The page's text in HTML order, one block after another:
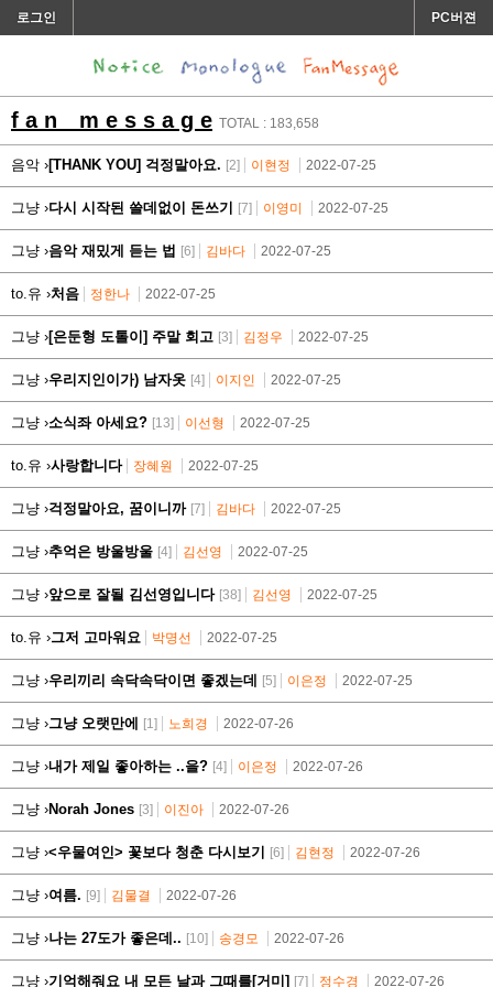
로그인 PC버젼
f a n m e s s a g e TOTAL : 183,658
음악 ›[THANK YOU] 걱정말아요. [2] 이현정 2022-07-25
그냥 ›다시 시작된 쓸데없이 돈쓰기 [7] 이영미 2022-07-25
그냥 ›음악 재밌게 듣는 법 [6] 김바다 2022-07-25
to.유 ›처음 정한나 2022-07-25
그냥 ›[은둔형 도톨이] 주말 회고 [3] 김정우 2022-07-25
그냥 ›우리지인이가) 남자옷 [4] 이지인 2022-07-25
그냥 ›소식좌 아세요? [13] 이선형 2022-07-25
to.유 ›사랑합니다 장혜원 2022-07-25
그냥 ›걱정말아요, 꿈이니까 [7] 김바다 2022-07-25
그냥 ›추억은 방울방울 [4] 김선영 2022-07-25
그냥 ›앞으로 잘될 김선영입니다 [38] 김선영 2022-07-25
to.유 ›그저 고마워요 박명선 2022-07-25
그냥 ›우리끼리 속닥속닥이면 좋겠는데 [5] 이은정 2022-07-25
그냥 ›그냥 오랫만에 [1] 노희경 2022-07-26
그냥 ›내가 제일 좋아하는 ..을? [4] 이은정 2022-07-26
그냥 ›Norah Jones [3] 이진아 2022-07-26
그냥 ›<우물여인> 꽃보다 청춘 다시보기 [6] 김현정 2022-07-26
그냥 ›여름. [9] 김물결 2022-07-26
그냥 ›나는 27도가 좋은데.. [10] 송경모 2022-07-26
그냥 ›기억해줘요 내 모든 날과 그때를[거미] [7] 정수경 2022-07-26